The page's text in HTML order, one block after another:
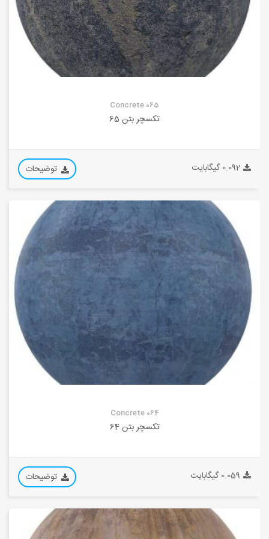
Concrete 065
تکسچر بتن 65
0.092 گیگابایت توضیحات
Concrete 064
تکسچر بتن 64
0.059 گیگابایت توضیحات